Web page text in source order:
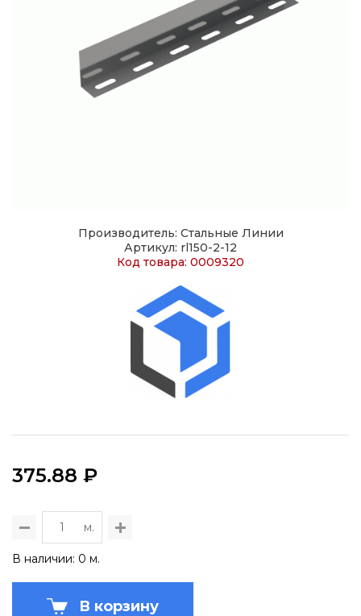
Производитель: Стальные Линии
Артикул: rl150-2-12
Код товара: 0009320
375.88 ₽
м.
В наличии: 0 м.
В корзину